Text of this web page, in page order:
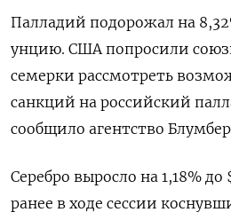
Палладий подорожал на
унцию. США попросили
семерки рассмотреть
санкций на российский
сообщило агентство
Серебро выросло на 1,18%
ранее в ходе сессии